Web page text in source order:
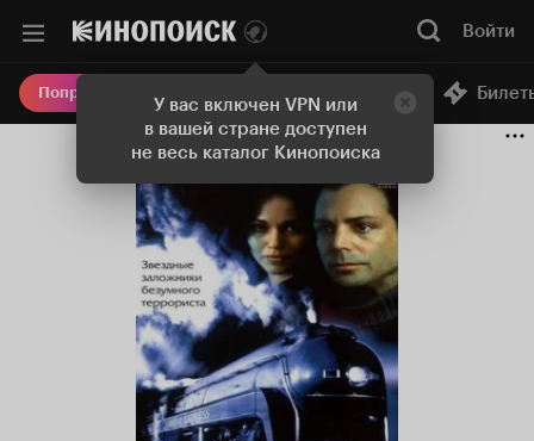
У вас включен VPN или
в вашей стране доступен
не весь каталог Кинопоиска
Войти
Попробовать Плюс Онлайн-кинотеатр